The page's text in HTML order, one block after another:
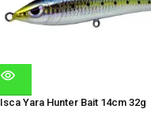
Isca Yara Hunter Bait 14cm 32g